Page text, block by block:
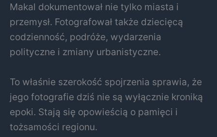
Makal dokumentował nie tylko miasta i
przemysł. Fotografował także dziecięcą
codzienność, podróże, wydarzenia
polityczne i zmiany urbanistyczne.
To właśnie szerokość spojrzenia sprawia, że
jego fotografie dziś nie są wyłącznie kroniką
epoki. Stają się opowieścią o pamięci i
tożsamości regionu.